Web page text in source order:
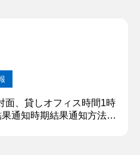
考えることで、それぞれ
に着目しながら課題や改
面、貸しオフィス時間1時
通知時期結果通知方法次